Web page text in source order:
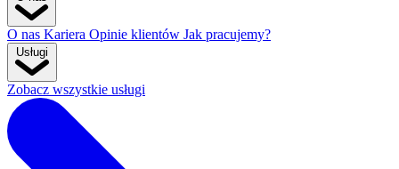
O nas Kariera Opinie klientów Jak pracujemy?
Zobacz wszystkie usługi